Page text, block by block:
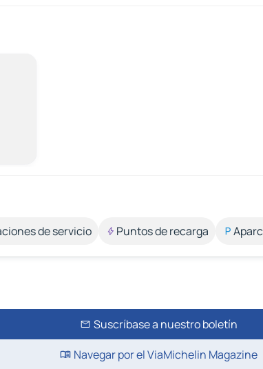
de servicio Puntos de recarga
Suscríbase a nuestro boletín
Navegar por el ViaMichelin Magazine